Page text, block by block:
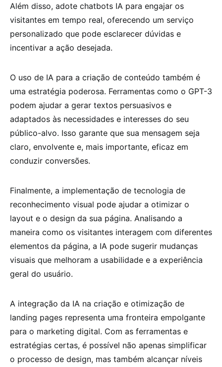
Além disso, adote chatbots IA para engajar os
visitantes em tempo real, oferecendo um serviço
personalizado que pode esclarecer dúvidas e
incentivar a ação desejada.
O uso de IA para a criação de conteúdo também é
uma estratégia poderosa. Ferramentas como o GPT-3
podem ajudar a gerar textos persuasivos e
adaptados às necessidades e interesses do seu
público-alvo. Isso garante que sua mensagem seja
claro, envolvente e, mais importante, eficaz em
conduzir conversões.
Finalmente, a implementação de tecnologia de
reconhecimento visual pode ajudar a otimizar o
layout e o design da sua página. Analisando a
maneira como os visitantes interagem com diferentes
elementos da página, a IA pode sugerir mudanças
visuais que melhoram a usabilidade e a experiência
geral do usuário.
A integração da IA na criação e otimização de
landing pages representa uma fronteira empolgante
para o marketing digital. Com as ferramentas e
estratégias certas, é possível não apenas simplificar
o processo de design, mas também alcançar níveis